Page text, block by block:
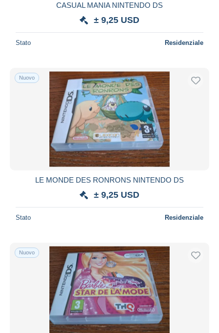
CASUAL MANIA NINTENDO DS
± 9,25 USD
Stato Residenziale
Nuovo
LE MONDE DES RONRONS NINTENDO DS
± 9,25 USD
Stato Residenziale
Nuovo